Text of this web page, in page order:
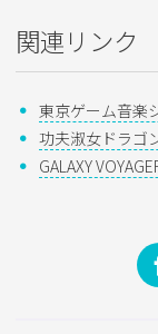
関連リンク
東京ゲーム音楽
功夫淑女ドラゴ
GALAXY